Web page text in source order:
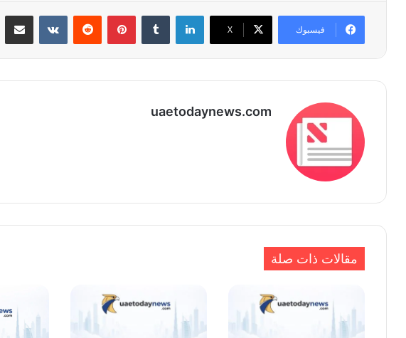
فيسبوك ‫X
لينكدإن ‏Tumblr بينتيريست
‏Reddit
‏VKontakte
uaetodaynews.com
مقالات ذات صلة